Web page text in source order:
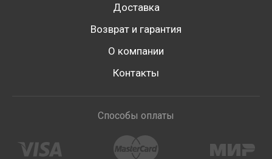
Доставка
Возврат и гарантия
О компании
Контакты
Способы оплаты